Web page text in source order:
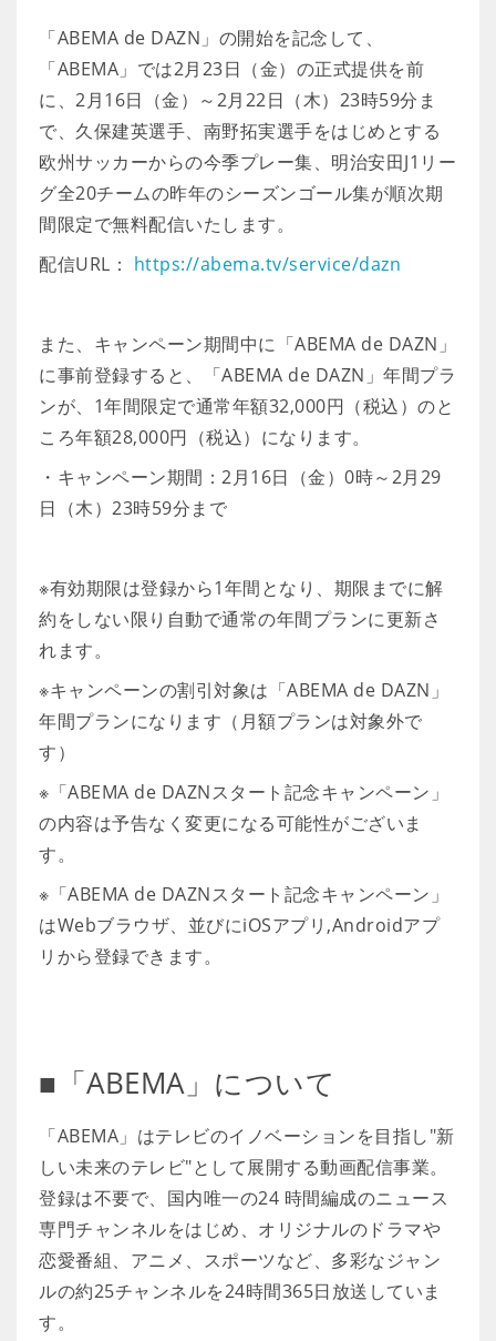
「ABEMA de DAZN」の開始を記念して、
「ABEMA」では2月23日（金）の正式提供を前
に、2月16日（金）～2月22日（木）23時59分ま
で、久保建英選手、南野拓実選手をはじめとする
欧州サッカーからの今季プレー集、明治安田J1リー
グ全20チームの昨年のシーズンゴール集が順次期
間限定で無料配信いたします。
配信URL： https://abema.tv/service/dazn
また、キャンペーン期間中に「ABEMA de DAZN」
に事前登録すると、「ABEMA de DAZN」年間プラ
ンが、1年間限定で通常年額32,000円（税込）のと
ころ年額28,000円（税込）になります。
・キャンペーン期間：2月16日（金）0時～2月29
日（木）23時59分まで
※有効期限は登録から1年間となり、期限までに解
約をしない限り自動で通常の年間プランに更新さ
れます。
※キャンペーンの割引対象は「ABEMA de DAZN」
年間プランになります（月額プランは対象外で
す）
※「ABEMA de DAZNスタート記念キャンペーン」
の内容は予告なく変更になる可能性がございま
す。
※「ABEMA de DAZNスタート記念キャンペーン」
はWebブラウザ、並びにiOSアプリ,Androidアプ
リから登録できます。
■「ABEMA」について
「ABEMA」はテレビのイノベーションを目指し"新
しい未来のテレビ"として展開する動画配信事業。
登録は不要で、国内唯一の24 時間編成のニュース
専門チャンネルをはじめ、オリジナルのドラマや
恋愛番組、アニメ、スポーツなど、多彩なジャン
ルの約25チャンネルを24時間365日放送していま
す。